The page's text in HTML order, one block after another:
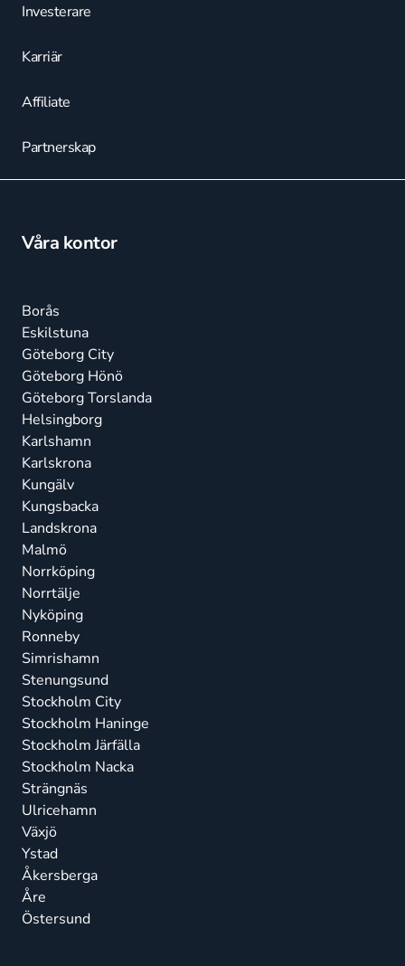
Investerare
Karriär
Affiliate
Partnerskap
Våra kontor
Borås
Eskilstuna
Göteborg City
Göteborg Hönö
Göteborg Torslanda
Helsingborg
Karlshamn
Karlskrona
Kungälv
Kungsbacka
Landskrona
Malmö
Norrköping
Norrtälje
Nyköping
Ronneby
Simrishamn
Stenungsund
Stockholm City
Stockholm Haninge
Stockholm Järfälla
Stockholm Nacka
Strängnäs
Ulricehamn
Växjö
Ystad
Åkersberga
Åre
Östersund